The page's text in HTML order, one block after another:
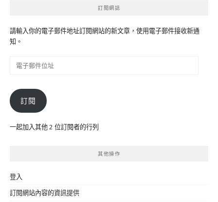
訂閱網誌
請輸入你的電子郵件地址訂閱網站的新文章，使用電子郵件接收新通
知。
件
位
訂閱
一起加入其他 2 位訂閱者的行列
其他操作
登入
訂閱網站內容的資訊提供